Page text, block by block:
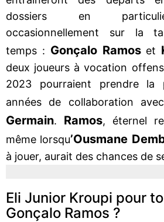
dossiers en
occasionnellement sur la
temps : Gonçalo Ramos et
deux joueurs à vocation
2023 pourraient prendre la
années de collaboration
Germain. Ramos, éternel
même lorsqu’Ousmane
à jouer, aurait des chances de
Eli Junior Kroupi pour
Gonçalo Ramos ?